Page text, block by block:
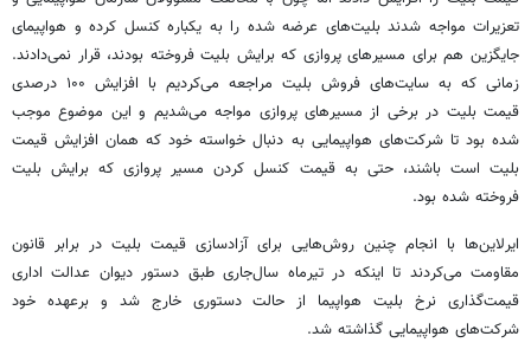
تعزیرات مواجه شدند بلیت‌های عرضه شده را به یکباره کنسل کرده و هواپیمای
جایگزین هم برای مسیرهای پروازی که برایش بلیت فروخته بودند، قرار نمی‌دادند.
زمانی که به سایت‌های فروش بلیت مراجعه می‌کردیم با افزایش ۱۰۰ درصدی
قیمت بلیت در برخی از مسیرهای پروازی مواجه می‌شدیم و این موضوع موجب
شده بود تا شرکت‌های هواپیمایی به دنبال خواسته خود که همان افزایش قیمت
بلیت است باشند، حتی به قیمت کنسل کردن مسیر پروازی که برایش بلیت
فروخته شده بود.
ایرلاین‌ها با انجام چنین روش‌هایی برای آزادسازی قیمت بلیت در برابر قانون
مقاومت می‌کردند تا اینکه در تیرماه سال‌جاری طبق دستور دیوان عدالت اداری
قیمت‌گذاری نرخ بلیت هواپیما از حالت دستوری خارج شد و برعهده خود
شرکت‌های هواپیمایی گذاشته شد.